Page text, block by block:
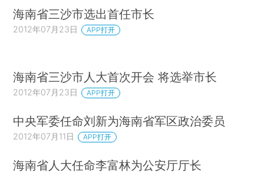
海南省三沙市选出首任市长
2012年07月23日 APP打开
海南省三沙市人大首次开会 将选举市长
2012年07月23日 APP打开
中央军委任命刘新为海南省军区政治委员
2012年07月11日 APP打开
海南省人大任命李富林为公安厅厅长